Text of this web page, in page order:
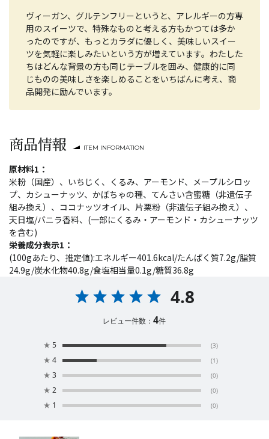
ヴィーガン、グルテンフリーというと、アレルギーの方専
用のスイーツで、特殊なものと考える方もかつては多か
ったのですが、もっとカラダに優しく、美味しいスイー
ツを気軽に楽しみたいという方が増えています。わたした
ちはどんな背景の方も同じテーブルを囲み、健康的に同
じものの美味しさを楽しめることをいちばんに考え、商
品開発に励んでいます。
商品情報 ITEM INFORMATION
原材料1：
米粉（国産）、いちじく、くるみ、アーモンド、メープルシロッ
プ、カシューナッツ、かぼちゃの種、てんさい含蜜糖（非遺伝子
組み換え）、ココナッツオイル、片栗粉（非遺伝子組み換え）、
天日塩/バニラ香料、(一部にくるみ・アーモンド・カシューナッツ
を含む)
栄養成分表示1：
(100gあたり、推定値):エネルギー401.6kcal/たんぱく質7.2g/脂質
24.9g/炭水化物40.8g/食塩相当量0.1g/糖質36.8g
4.8
レビュー件数：4件
★ 5 (3)
★ 4 (1)
★ 3 (0)
★ 2 (0)
★ 1 (0)